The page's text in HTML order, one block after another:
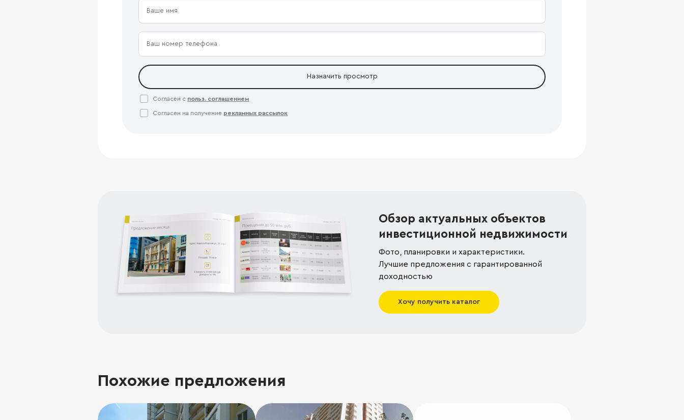
Назначить просмотр
Согласен с польз. соглашением
Согласен на получение рекламных рассылок
Обзор актуальных объектов
инвестиционной недвижимости
Фото, планировки и характеристики.
Лучшие предложения с гарантированной
доходностью
Хочу получить каталог
Похожие предложения